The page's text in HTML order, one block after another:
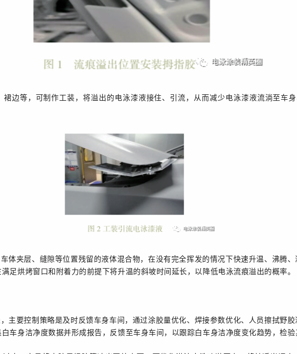
边等，可制作工装，将溢出的电泳漆液接住、引流，从而减少电泳漆液流淌至车
体夹层、缝隙等位置残留的液体混合物，在没有完全挥发的情况下快速升温、沸腾
足烘烤窗口和附着力的前提下将升温的斜坡时间延长，以降低电泳流痕溢出的概率。
主要控制策略是及时反馈车身车间，通过涂胶量优化、焊接参数优化、人员擦拭野
车身洁净度数据并形成报告，反馈至车身车间，以跟踪白车身洁净度变化趋势，检验